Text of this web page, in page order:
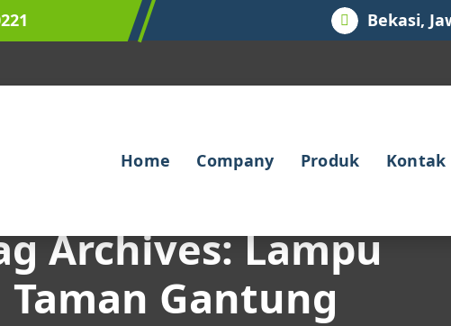
Bekasi,
Home Company Produk Kontak
Archives: Lampu
Taman Gantung